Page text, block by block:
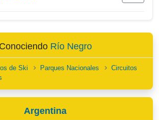
Conociendo Río Negro
de Ski Parques Nacionales
Circuitos
Argentina